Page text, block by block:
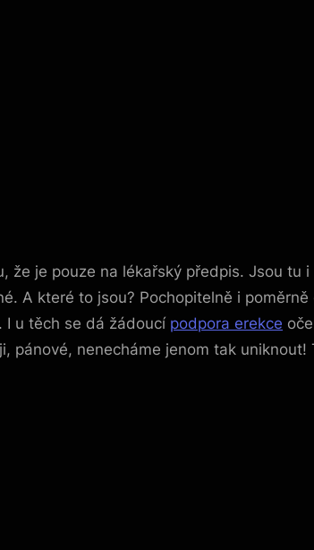
je pouze na lékařský předpis. Jsou tu
A které to jsou? Pochopitelně i
I u těch se dá žádoucí podpora erekce
pánové, nenecháme jenom tak uniknout!